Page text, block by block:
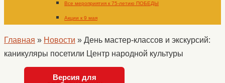
Все мероприятия к 75-летию ПОБЕДЫ
Акции к 9 мая
Главная » Новости » День мастер-классов и экскурсий:
каникуляры посетили Центр народной культуры
Версия для